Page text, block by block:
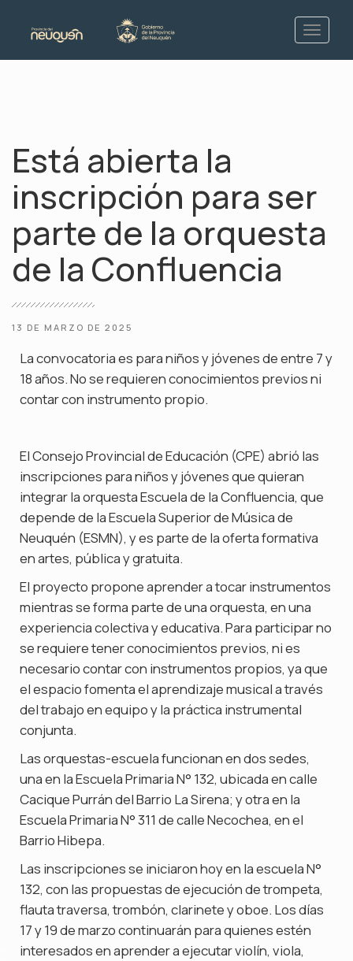
Está abierta la
inscripción para ser
parte de la orquesta
de la Confluencia
13 DE MARZO DE 2025
La convocatoria es para niños y jóvenes de entre 7 y
18 años. No se requieren conocimientos previos ni
contar con instrumento propio.
El Consejo Provincial de Educación (CPE) abrió las
inscripciones para niños y jóvenes que quieran
integrar la orquesta Escuela de la Confluencia, que
depende de la Escuela Superior de Música de
Neuquén (ESMN), y es parte de la oferta formativa
en artes, pública y gratuita.
El proyecto propone aprender a tocar instrumentos
mientras se forma parte de una orquesta, en una
experiencia colectiva y educativa. Para participar no
se requiere tener conocimientos previos, ni es
necesario contar con instrumentos propios, ya que
el espacio fomenta el aprendizaje musical a través
del trabajo en equipo y la práctica instrumental
conjunta.
Las orquestas-escuela funcionan en dos sedes,
una en la Escuela Primaria N° 132, ubicada en calle
Cacique Purrán del Barrio La Sirena; y otra en la
Escuela Primaria N° 311 de calle Necochea, en el
Barrio Hibepa.
Las inscripciones se iniciaron hoy en la escuela N°
132, con las propuestas de ejecución de trompeta,
flauta traversa, trombón, clarinete y oboe. Los días
17 y 19 de marzo continuarán para quienes estén
interesados en aprender a ejecutar violín, viola,